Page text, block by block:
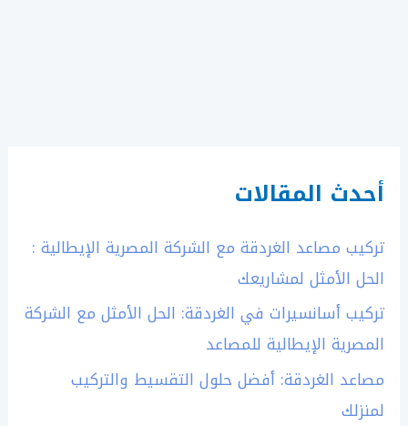
landscape
أحدث المقالات
تركيب مصاعد الغردقة مع الشركة المصرية الإيطالية :
الحل الأمثل لمشاريعك
تركيب أسانسيرات في الغردقة: الحل الأمثل مع الشركة
المصرية الإيطالية للمصاعد
مصاعد الغردقة: أفضل حلول التقسيط والتركيب
لمنزلك